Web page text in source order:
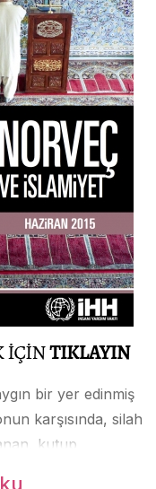
bir yer edinmiş
karşısında, silah
kutup